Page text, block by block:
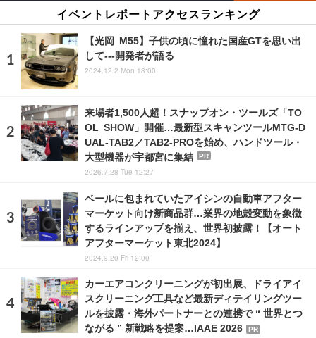
イベントレポートアクセスランキング
【光岡 M55】子供の頃に憧れた国産GTを思い出
して---開発者が語る
2024.12.2 Mon 18:00
来場者1,500人超！スナップオン・ツールズ「TO
OL SHOW」開催…最新型スキャンツールMTG-D
UAL-TAB2／TAB2-PROを始め、ハンドツール・
大型機器が宇都宮に集結
PR
2026.7.28 Tue 12:27
ベールに包まれていたアイシンの自動車アフター
マーケット向け新商品群…業界の地殻変動を象徴
するラインアップを揃え、世界初披露！【オート
アフターマーケット東北2024】
2024.9.20 Fri 12:00
カーエアコンクリーニングが初出展、ドライアイ
スクリーニング工具など最新ディテイリングツー
ルを披露・海外パートナーとの連携で “ 世界とつ
ながる ” 新戦略を提案…IAAE 2026
PR